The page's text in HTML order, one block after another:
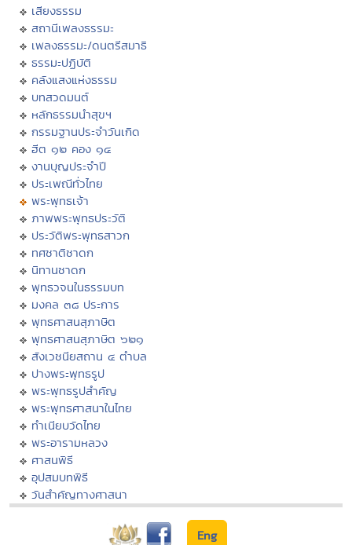
เสียงธรรม
สถานีเพลงธรรมะ
เพลงธรรมะ/ดนตรีสมาธิ
ธรรมะปฏิบัติ
คลังแสงแห่งธรรม
บทสวดมนต์
หลักธรรมนำสุขฯ
กรรมฐานประจำวันเกิด
ฮีต ๑๒ คอง ๑๔
งานบุญประจำปี
ประเพณีทั่วไทย
พระพุทธเจ้า
ภาพพระพุทธประวัติ
ประวัติพระพุทธสาวก
ทศชาติชาดก
นิทานชาดก
พุทธวจนในธรรมบท
มงคล ๓๘ ประการ
พุทธศาสนสุภาษิต
พุทธศาสนสุภาษิต ๖๒๑
สังเวชนียสถาน ๔ ตำบล
ปางพระพุทธรูป
พระพุทธรูปสำคัญ
พระพุทธศาสนาในไทย
ทำเนียบวัดไทย
พระอารามหลวง
ศาสนพิธี
อุปสมบทพิธี
วันสำคัญทางศาสนา
Eng